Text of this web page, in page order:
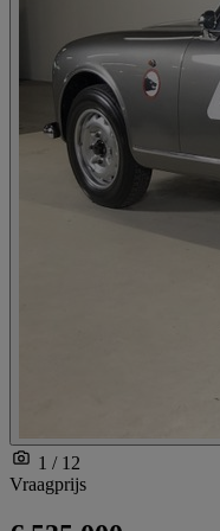
1 / 12
Vraagprijs